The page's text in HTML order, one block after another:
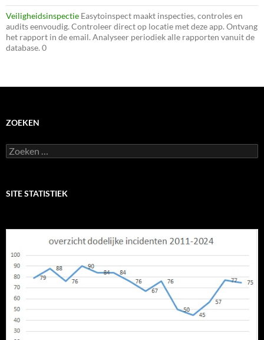
Veiligheidsinspectie Easytoinspect maakt inspecties, controles en
audits eenvoudig. Controleer direct op locatie met deze app. Ontvang
het rapport in de email. Analyseer periodiek alle rapporten vanuit de
database. 0
ZOEKEN
Zoeken
naar:
SITE STATISTIEK